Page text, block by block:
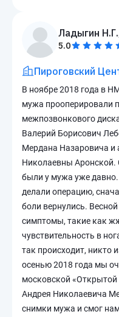
Ладыгин
5.0
Пироговский
В ноябре 2018 года в
мужа прооперировали
межпозвонкового
Валерий Борисович
Мердана Назаровича и
Николаевны Аронской.
были у мужа уже
делали операцию,
боли вернулись.
симптомы, такие как
чувствительность в
так происходит, никто
осенью 2018 года мы
московской «Открытой
Андрея Николаевича
снимки мужа и смог